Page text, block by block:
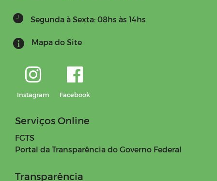
Segunda à Sexta: 08hs às 14hs
Mapa do Site
Instagram Facebook
Serviços Online
FGTS
Portal da Transparência do Governo Federal
Transparência